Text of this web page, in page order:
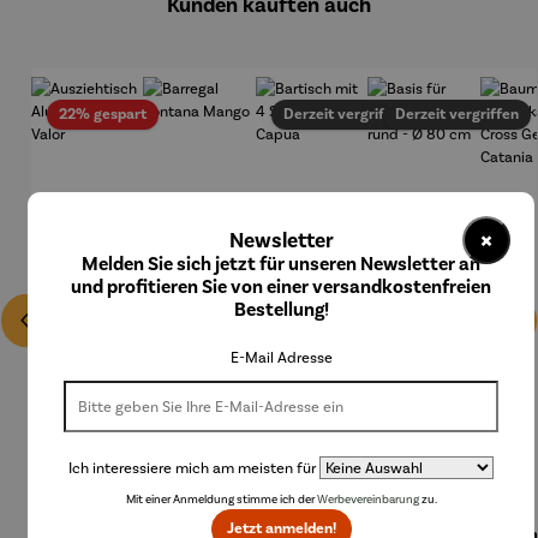
22% gespartRabatt Derzeit vergriffenDerzeit vergriffen
×
Newsletter
Melden Sie sich jetzt für unseren Newsletter an
und profitieren Sie von einer versandkostenfreien
Bestellung!
E-Mail Adresse
Ich interessiere mich am meisten für
Mit einer Anmeldung stimme ich derWerbevereinbarungzu.
Jetzt anmelden!